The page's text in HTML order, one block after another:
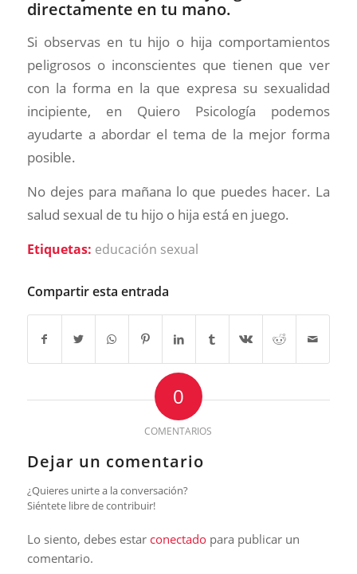
directamente en tu mano.
Si observas en tu hijo o hija comportamientos
peligrosos o inconscientes que tienen que ver
con la forma en la que expresa su sexualidad
incipiente, en Quiero Psicología podemos
ayudarte a abordar el tema de la mejor forma
posible.
No dejes para mañana lo que puedes hacer. La
salud sexual de tu hijo o hija está en juego.
Etiquetas: educación sexual
Compartir esta entrada
0
COMENTARIOS
Dejar un comentario
¿Quieres unirte a la conversación?
Siéntete libre de contribuir!
Lo siento, debes estar conectadopara publicar un
comentario.